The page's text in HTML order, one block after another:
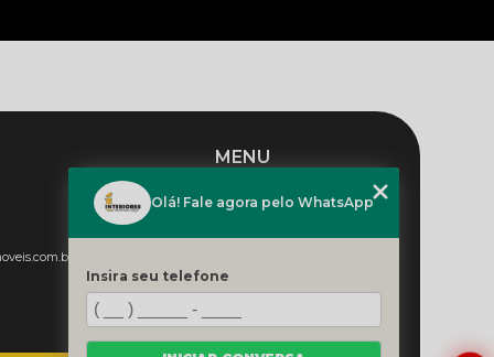
MENU
QUEM SOMOS
PRODUTOS
CATEGORIAS
MAPA DO SITE
Olá! Fale agora pelo WhatsApp
Insira seu telefone